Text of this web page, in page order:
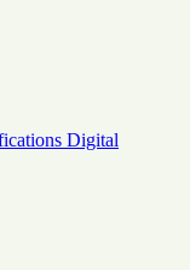
Digital